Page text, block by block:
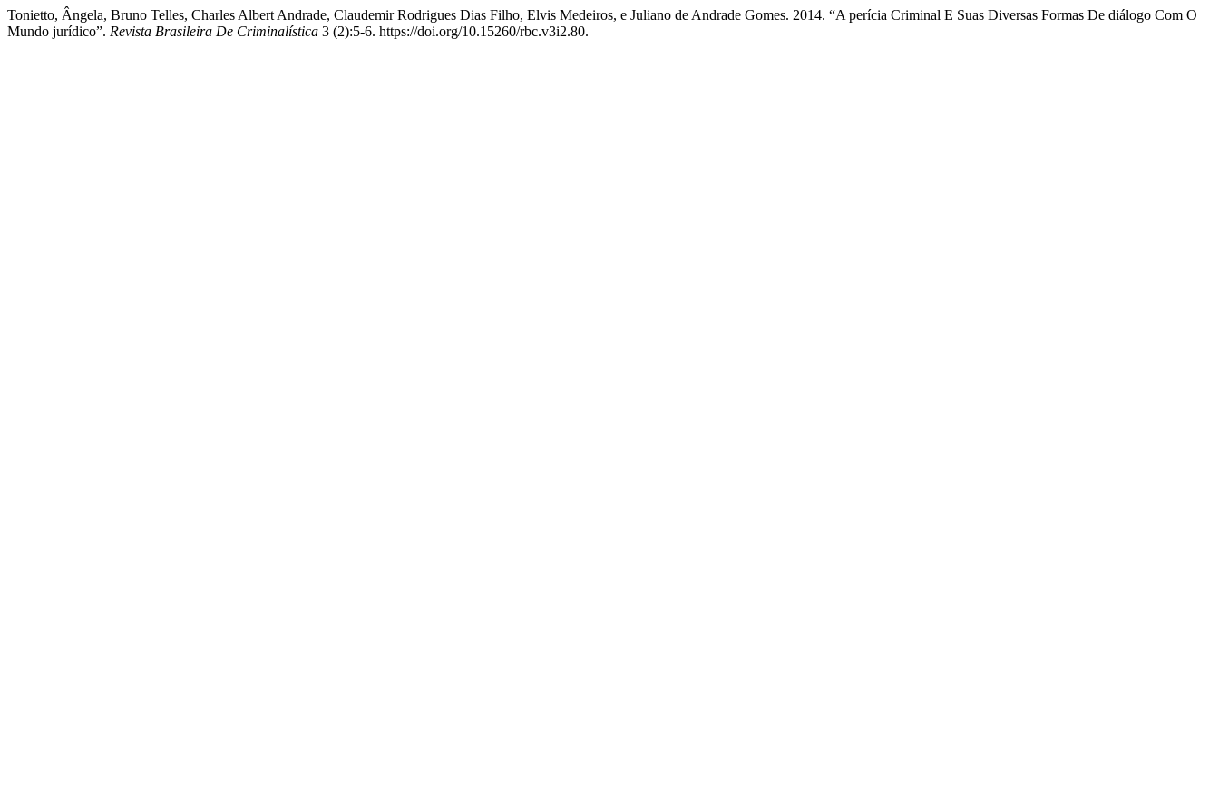
Tonietto, Ângela, Bruno Telles, Charles Albert Andrade, Claudemir Rodrigues Dias Filho, Elvis Medeiros, e Juliano de Andrade Gomes. 2014. “A perícia Criminal E Suas Diversas Formas De diálogo Com O
Mundo jurídico”. Revista Brasileira De Criminalística 3 (2):5-6. https://doi.org/10.15260/rbc.v3i2.80.